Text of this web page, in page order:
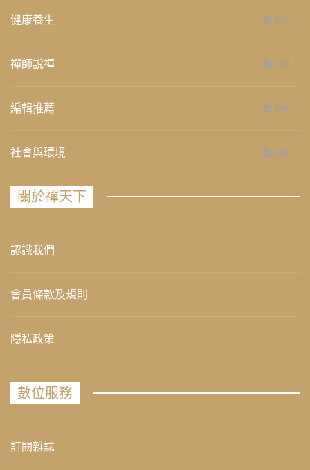
健康養生 276
禪師說禪 267
編輯推薦 236
社會與環境 235
關於禪天下
認識我們
會員條款及規則
隱私政策
數位服務
訂閱雜誌